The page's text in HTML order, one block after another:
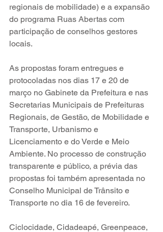
regionais de mobilidade) e a expansão
do programa Ruas Abertas com
participação de conselhos gestores
locais.
As propostas foram entregues e
protocoladas nos dias 17 e 20 de
março no Gabinete da Prefeitura e nas
Secretarias Municipais de Prefeituras
Regionais, de Gestão, de Mobilidade e
Transporte, Urbanismo e
Licenciamento e do Verde e Meio
Ambiente. No processo de construção
transparente e público, a prévia das
propostas foi também apresentada no
Conselho Municipal de Trânsito e
Transporte no dia 16 de fevereiro.
Ciclocidade, Cidadeapé, Greenpeace,